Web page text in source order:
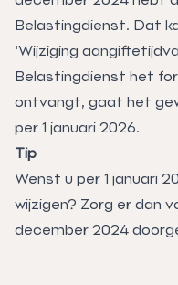
Belastingdienst. Dat
‘Wijziging
Belastingdienst het
ontvangt, gaat het
per 1 januari 2026.
Tip
Wenst u per 1 januari
wijzigen? Zorg er dan
december 2024